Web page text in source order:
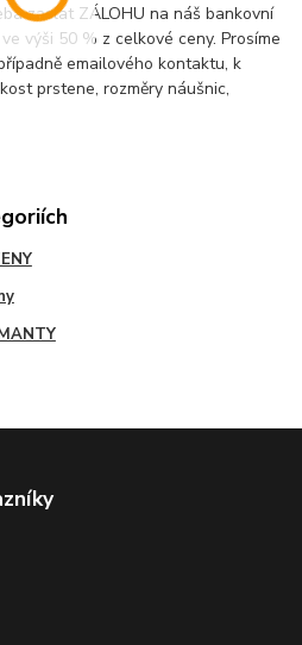
zaslat ZÁLOHU na náš bankovní
ve výši 50 % z celkové ceny. Prosíme
emailového kontaktu, k
prstene, rozměry náušnic,